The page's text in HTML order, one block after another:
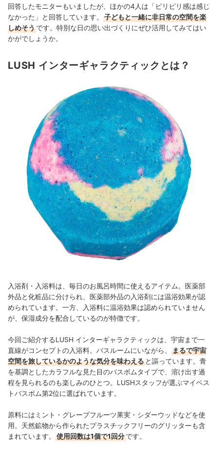
回答したモニターもいましたが 、ほかの4人は「ピリピリ感は感じ
なかった 」と回答しています。
子どもと一緒に非日常の空間を楽
しめそうです。特別な日の思い出づくりにぜひ活用してみてはい
かがでしょうか。
LUSH インターギャラクティックとは？
入浴剤・入浴料は、毎日のお風呂時間に使えるアイテム。医薬部
外品と化粧品に分けられ、医薬部外品の入浴剤には温浴効果が認
められています。一方、入浴料に温浴効果は認められていません
が、保湿成分を配合しているのが特徴です。
今回ご紹介するLUSH インターギャラクティックは、宇宙まで一
直線がコンセプトの入浴料。バスルームにいながら、
まるで宇宙
空間を旅しているかのような気分を味わえる と謳っています。青
を基調としたカラフルな見た目のバスボムタイプで、溶け出す過
程を見られるのも楽しみのひとつ。 LUSHスタッフが選ぶマイベス
トバスボム第2位に選ばれています。
原料にはミント・グレープフルーツ果実・シダーウッドなどを使
用。天然鉱物から作られたプラスチックフリーのグリッターも含
まれています。
使用回数は1個で1回分です。